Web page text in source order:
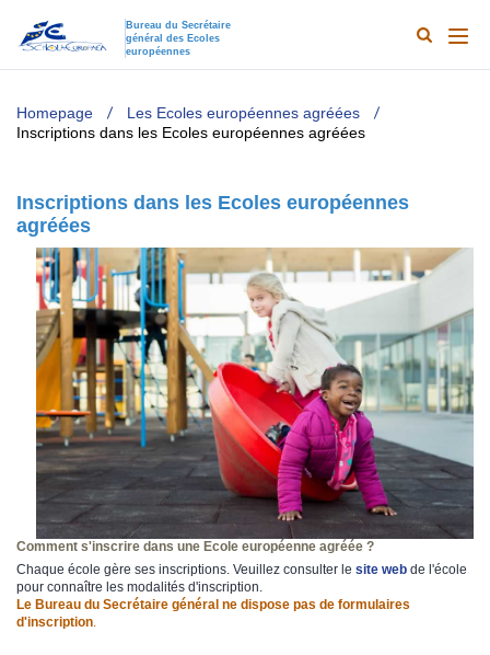
Bureau du Secrétaire
général des Ecoles
européennes
Main
TODO
Search
Homepage
Les Ecoles européennes agréées
Inscriptions dans les Ecoles européennes agréées
Inscriptions dans les Ecoles européennes
agréées
Comment s'inscrire dans une Ecole européenne agréée ?
Chaque école gère ses inscriptions. Veuillez consulter le site web de l'école
pour connaître les modalités d'inscription.
Le Bureau du Secrétaire général ne dispose pas de formulaires
d'inscription.